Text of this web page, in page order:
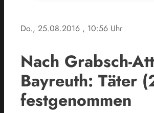
Do., 25.08.2016 , 10:56 Uhr
Nach Grabsch-
Bayreuth: Täter
festgenommen